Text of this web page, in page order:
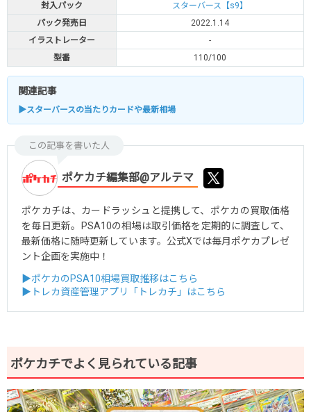
封入パック
スターバース【s9】
パック発売日
2022.1.14
イラストレーター
-
型番
110/100
関連記事
▶スターバースの当たりカードや最新相場
この記事を書いた人
ポケカチ編集部@アルテマ
ポケカチは、カードラッシュと提携して、ポケカの買取価格
を毎日更新。PSA10の相場は取引価格を定期的に調査して、
最新価格に随時更新しています。公式Xでは毎月ポケカプレゼ
ント企画を実施中！
▶ポケカのPSA10相場買取推移はこちら
▶トレカ資産管理アプリ「トレカチ」はこちら
ポケカチでよく見られている記事